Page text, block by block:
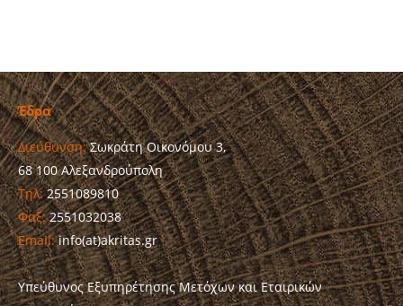
Έδρα
Διεύθυνση:Σωκράτη Οικονόμου 3,
68 100 Αλεξανδρούπολη
Τηλ:2551089810
Φαξ:2551032038
Email:info(at)akritas.gr
Υπεύθυνος Εξυπηρέτησης Μετόχων και Εταιρικών